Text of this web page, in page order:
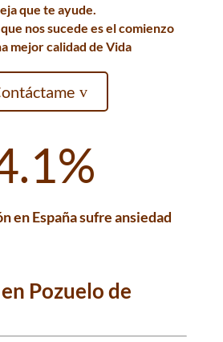
que te ayude.
nos sucede es el comienzo
mejor calidad de Vida
%
en España sufre ansiedad
Pozuelo de